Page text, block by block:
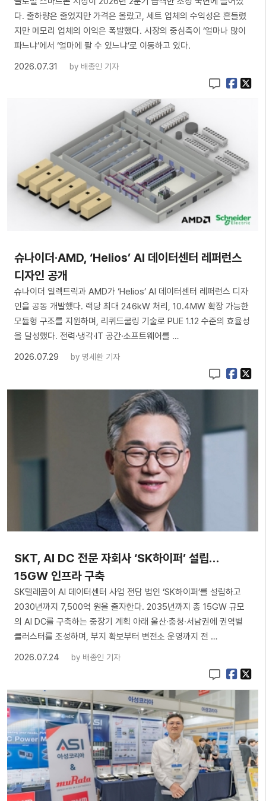
다. 출하량은 줄었지만 가격은 올랐고, 세트 업체의 수익성은 흔들렸
지만 메모리 업체의 이익은 폭발했다. 시장의 중심축이 ‘얼마나 많이
파느냐’에서 ‘얼마에 팔 수 있느냐’로 이동하고 있다.
2026.07.31
by 배종인 기자
슈나이더·AMD, ‘Helios’ AI 데이터센터 레퍼런스
디자인 공개
슈나이더 일렉트릭과 AMD가 ‘Helios’ AI 데이터센터 레퍼런스 디자
인을 공동 개발했다. 랙당 최대 246kW 처리, 10.4MW 확장 가능한
모듈형 구조를 지원하며, 리퀴드쿨링 기술로 PUE 1.12 수준의 효율성
을 달성했다. 전력·냉각·IT 공간·소프트웨어를 …
2026.07.29
by 명세환 기자
SKT, AI DC 전문 자회사 ‘SK하이퍼’ 설립…
15GW 인프라 구축
SK텔레콤이 AI 데이터센터 사업 전담 법인 ‘SK하이퍼’를 설립하고
2030년까지 7,500억 원을 출자한다. 2035년까지 총 15GW 규모
의 AI DC를 구축하는 중장기 계획 아래 울산·충청·서남권에 권역별
클러스터를 조성하며, 부지 확보부터 변전소 운영까지 전 …
2026.07.24
by 배종인 기자